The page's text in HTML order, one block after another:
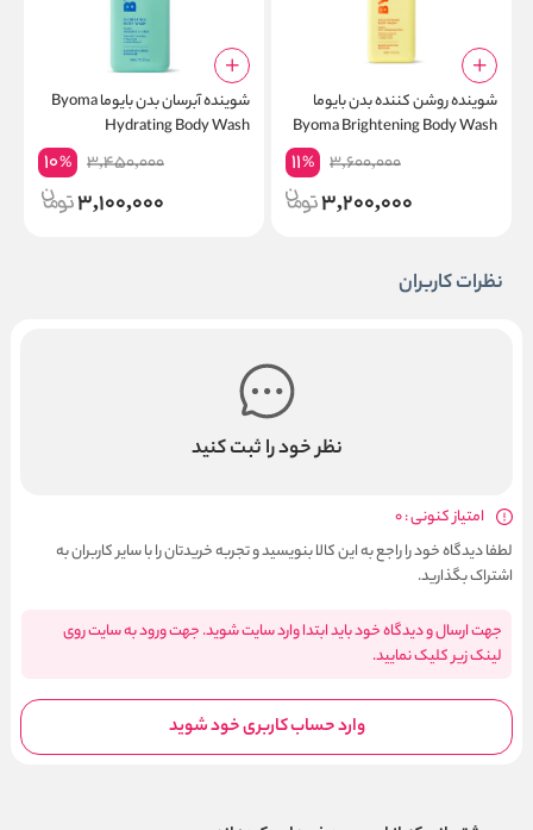
شوینده روشن کننده بدن بایوما
Byoma Brightening Body Wash
3,600,000
11%
3,200,000
شوینده آبرسان بدن بایوما Byoma
Hydrating Body Wash
3,450,000
10%
3,100,000
نظرات کاربران
نظر خود را ثبت کنید
امتیاز کنونی : 0
لطفا دیدگاه خود را راجع به این کالا بنویسید و تجربه خریدتان را با سایر کاربران به
اشتراک بگذارید.
جهت ارسال و دیدگاه خود باید ابتدا وارد سایت شوید. جهت ورود به سایت روی
لینک زیر کلیک نمایید.
وارد حساب کاربری خود شوید